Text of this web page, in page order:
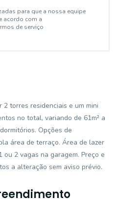
para que a nossa equipe
acordo com a
de serviço
2 torres residenciais e um mini
no total, variando de 61m² a
Opções de
área de terraço. Área de lazer
2 vagas na garagem. Preço e
a alteração sem aviso prévio.